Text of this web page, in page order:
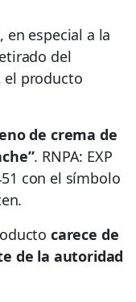
especial a la
del
el producto
de crema de
. RNPA: EXP
con el símbolo
carece de
de la autoridad